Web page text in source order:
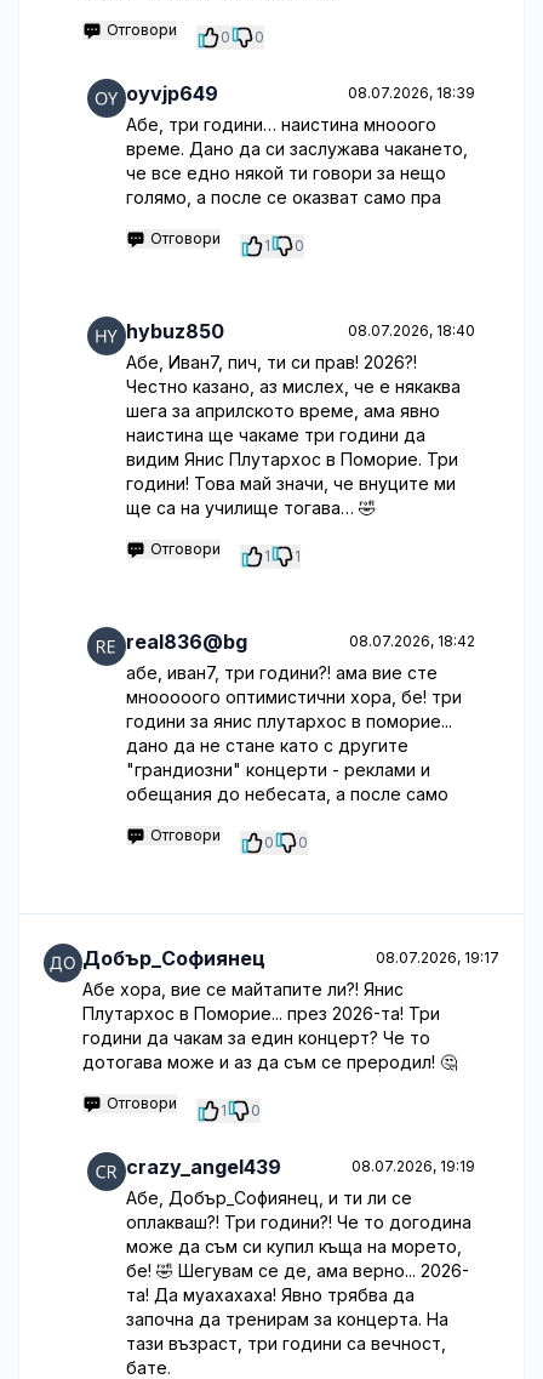
Отговори 0 0
oyvjp649 08.07.2026, 18:39
Абе, три години… наистина мнооого
време. Дано да си заслужава чакането,
че все едно някой ти говори за нещо
голямо, а после се оказват само пра
Отговори 1 0
hybuz850 08.07.2026, 18:40
Абе, Иван7, пич, ти си прав! 2026?!
Честно казано, аз мислех, че е някаква
шега за априлското време, ама явно
наистина ще чакаме три години да
видим Янис Плутархос в Поморие. Три
години! Това май значи, че внуците ми
ще са на училище тогава… 🤣
Отговори 1 1
real836@bg 08.07.2026, 18:42
абе, иван7, три години?! ама вие сте
мнооооого оптимистични хора, бе! три
години за янис плутархос в поморие...
дано да не стане като с другите
"грандиозни" концерти - реклами и
обещания до небесата, а после само
Отговори 0 0
Добър_Софиянец 08.07.2026, 19:17
Абе хора, вие се майтапите ли?! Янис
Плутархос в Поморие... през 2026-та! Три
години да чакам за един концерт? Че то
дотогава може и аз да съм се преродил! 🤔
Отговори 1 0
crazy_angel439 08.07.2026, 19:19
Абе, Добър_Софиянец, и ти ли се
оплакваш?! Три години?! Че то догодина
може да съм си купил къща на морето,
бе! 🤣 Шегувам се де, ама верно... 2026-
та! Да муахахаха! Явно трябва да
започна да тренирам за концерта. На
тази възраст, три години са вечност,
бате.